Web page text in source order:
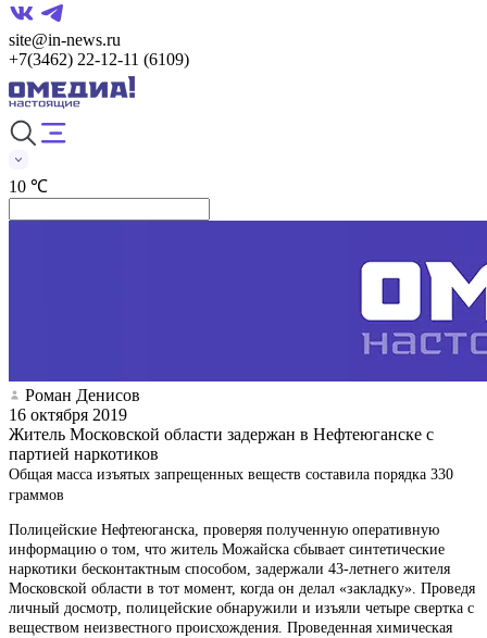
site@in-news.ru
+7(3462) 22-12-11 (6109)
10 ℃
Роман Денисов
16 октября 2019
Житель Московской области задержан в Нефтеюганске с
партией наркотиков
Общая масса изъятых запрещенных веществ составила порядка 330
граммов
Полицейские Нефтеюганска, проверяя полученную оперативную
информацию о том, что житель Можайска сбывает синтетические
наркотики бесконтактным способом, задержали 43-летнего жителя
Московской области в тот момент, когда он делал «закладку». Проведя
личный досмотр, полицейские обнаружили и изъяли четыре свертка с
веществом неизвестного происхождения. Проведенная химическая